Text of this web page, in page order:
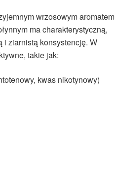
wrzosowym aromatem
ma charakterystyczną,
i ziarnistą konsystencję. W
takie jak:
kwas nikotynowy)